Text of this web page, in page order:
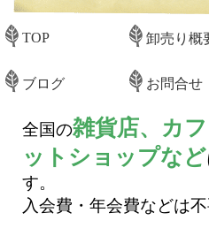
TOP 卸売り概
ブログ お問合せ
全国の雑貨店、カ
ットショップなど
す。
入会費・年会費などは不